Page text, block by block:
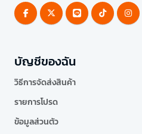
บัญชีของฉัน
วิธีการจัดส่งสินค้า
รายการโปรด
ข้อมูลส่วนตัว